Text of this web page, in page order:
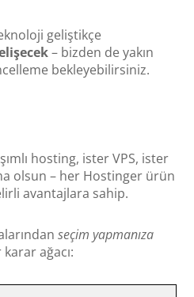
geliştikçe
– bizden de yakın
bekleyebilirsiniz.
hosting, ister VPS, ister
olsun – her Hostinger ürün
avantajlara sahip.
seçim yapmanıza
ağacı: